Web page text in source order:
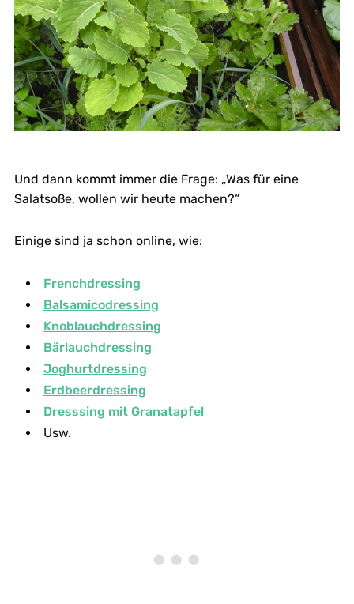
Und dann kommt immer die Frage: „Was für eine
Salatsoße, wollen wir heute machen?“
Einige sind ja schon online, wie:
Frenchdressing
Balsamicodressing
Knoblauchdressing
Bärlauchdressing
Joghurtdressing
Erdbeerdressing
Dresssing mit Granatapfel
Usw.